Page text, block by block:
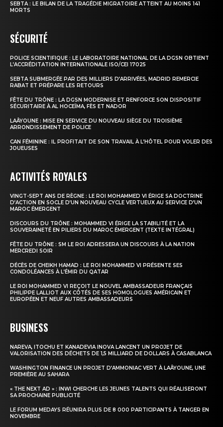
SEBTA : LE BILAN DE LA TRAGÉDIE MIGRATOIRE ATTEINT AU MOINS 141
MORTS
SÉCURITÉ
POLICE SCIENTIFIQUE : LE LABORATOIRE NATIONAL DE LA DGSN OBTIENT
L’ACCRÉDITATION INTERNATIONALE ISO/CEI 17025
SEBTA SUBMERGÉE PAR DES MILLIERS D’ARRIVÉES, MADRID REMERCIE
RABAT ET PRÉPARE LES RETOURS
FÊTE DU TRÔNE : LA DGSN MODERNISE ET RENFORCE SON DISPOSITIF
SÉCURITAIRE À AL HOCEÏMA, FÈS ET NADOR
LAÂYOUNE : MISE EN SERVICE DU NOUVEAU SIÈGE DU TROISIÈME
ARRONDISSEMENT DE POLICE
CAN FÉMININE : IL PROFITAIT DE SON TRAVAIL À L’HÔTEL POUR VOLER DES
JOUEUSES
ACTIVITÉS ROYALES
VINGT-SEPT ANS DE RÈGNE : LE ROI MOHAMMED VI ÉRIGE SA DOCTRINE
D’ACTION EN SOCLE D’UN NOUVEAU CYCLE VERTUEUX AU SERVICE D’UN
MAROC ÉMERGENT
DISCOURS DU TRÔNE : MOHAMMED VI ÉRIGE LA STABILITÉ ET LA
SOUVERAINETÉ EN PILIERS DU MAROC ÉMERGENT (TEXTE INTÉGRAL)
FÊTE DU TRÔNE : SM LE ROI ADRESSERA UN DISCOURS À LA NATION
MERCREDI SOIR
DÉCÈS DE CHEIKH HAMAD : LE ROI MOHAMMED VI PRÉSENTE SES
CONDOLÉANCES À L’ÉMIR DU QATAR
LE ROI MOHAMMED VI REÇOIT LE NOUVEL AMBASSADEUR FRANÇAIS
PHILIPPE LALLIOT AUX CÔTÉS DE SES HOMOLOGUES AMÉRICAIN ET
EUROPÉEN ET NEUF AUTRES AMBASSADEURS
BUSINESS
NAREVA, ITOCHU ET KANADEVIA INOVA LANCENT UN PROJET DE
VALORISATION DES DÉCHETS DE 1,5 MILLIARD DE DOLLARS À CASABLANCA
WASHINGTON FINANCE UN PROJET D’AMMONIAC VERT À LAÂYOUNE, UNE
PREMIÈRE AU SAHARA
« THE NEXT AD » : INWI CHERCHE LES JEUNES TALENTS QUI RÉALISERONT
SA PROCHAINE PUBLICITÉ
LE FORUM MEDAYS RÉUNIRA PLUS DE 8 000 PARTICIPANTS À TANGER EN
NOVEMBRE